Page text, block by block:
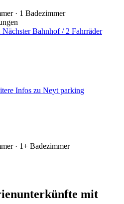
· 1 Badezimmer
Bahnhof / 2 Fahrräder
Infos zu Neyt parking
· 1+ Badezimmer
mit